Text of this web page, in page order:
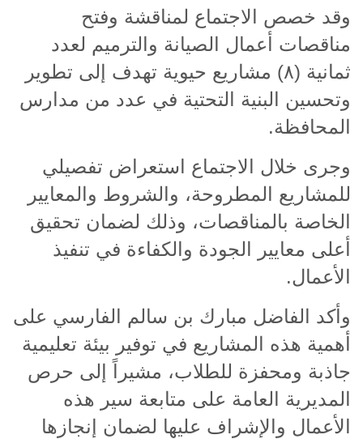
وقد خصص الاجتماع لمناقشة وفتح
مناقصات أعمال الصيانة والترميم لعدد
ثمانية (٨) مشاريع حيوية تهدف إلى تطوير
وتحسين البنية التحتية في عدد من مدارس
المحافظة.
وجرى خلال الاجتماع استعراض تفصيلي
للمشاريع المطروحة، والشروط والمعايير
الخاصة بالمناقصات، وذلك لضمان تحقيق
أعلى معايير الجودة والكفاءة في تنفيذ
الأعمال.
وأكد الفاضل مبارك بن سالم الفارسي على
أهمية هذه المشاريع في توفير بيئة تعليمية
جاذبة ومحفزة للطلاب، مشيراً إلى حرص
المديرية العامة على متابعة سير هذه
الأعمال والإشراف عليها لضمان إنجازها